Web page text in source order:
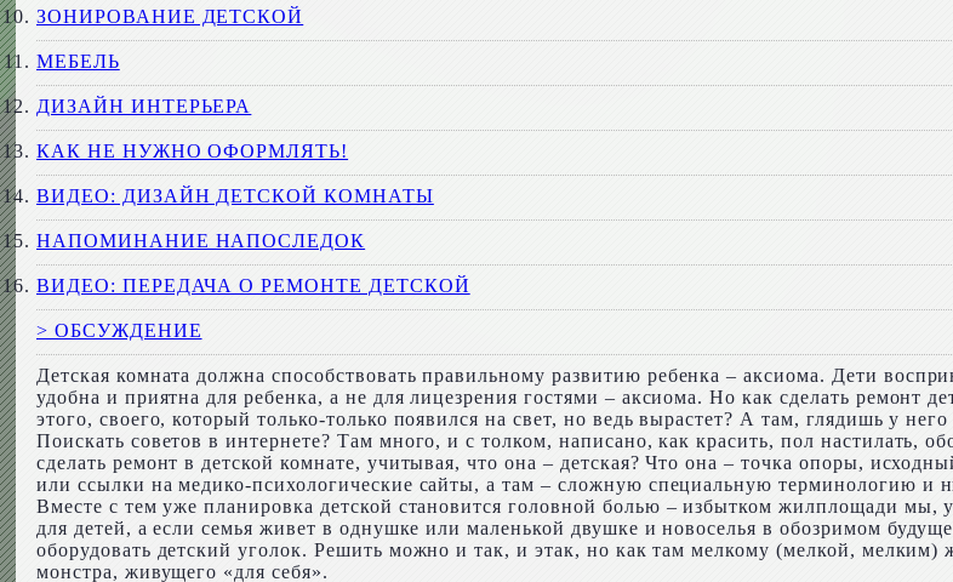
ЗОНИРОВАНИЕ ДЕТСКОЙ
МЕБЕЛЬ
ДИЗАЙН ИНТЕРЬЕРА
КАК НЕ НУЖНО ОФОРМЛЯТЬ!
ВИДЕО: ДИЗАЙН ДЕТСКОЙ КОМНАТЫ
НАПОМИНАНИЕ НАПОСЛЕДОК
ВИДЕО: ПЕРЕДАЧА О РЕМОНТЕ ДЕТСКОЙ
> ОБСУЖДЕНИЕ
Детская комната должна способствовать правильному развитию ребенка – аксиома. Дети
удобна и приятна для ребенка, а не для лицезрения гостями – аксиома. Но как сделать ремонт
этого, своего, который только-только появился на свет, но ведь вырастет? А там, глядишь у
Поискать советов в интернете? Там много, и с толком, написано, как красить, пол настилать,
сделать ремонт в детской комнате, учитывая, что она – детская? Что она – точка опоры,
или ссылки на медико-психологические сайты, а там – сложную специальную терминологию и
Вместе с тем уже планировка детской становится головной болью – избытком жилплощади мы,
для детей, а если семья живет в однушке или маленькой двушке и новоселья в обозримом
оборудовать детский уголок. Решить можно и так, и этак, но как там мелкому (мелкой,
монстра, живущего «для себя».